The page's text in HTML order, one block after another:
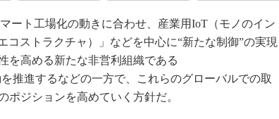
インダストリー4.0
イノベーション
製造業ビッグデータ
メイドインジャパン
植物工場
ート工場化の動きに合わせ、産業用IoT（モノのイン
コストラクチャ）」などを中心に“新たな制御”の実現
を高める新たな非営利組織である
を推進するなどの一方で、これらのグローバルでの取
ポジションを高めていく方針だ。